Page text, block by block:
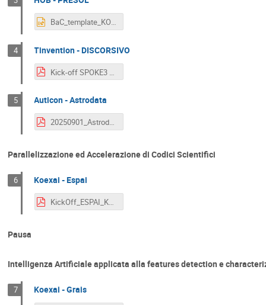
BaC_template_KO_EN_HoB-Presol.pptx
4 Tinvention - DISCORSIVO
Kick-off SPOKE3 1-E DiscorsIVO.pdf
5 Auticon - Astrodata
20250901_Astrodata_spoke_kickoff.pdf
Parallelizzazione ed Accelerazione di Codici Scientifici
6 Koexai - Espai
KickOff_ESPAI_Koexai.pdf
Pausa
Intelligenza Artificiale applicata alla features detection e
7 Koexai - Grais